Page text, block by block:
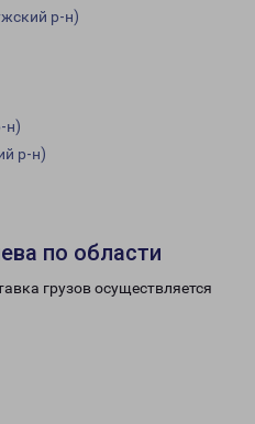
р-н)
н)
р-н)
по области
грузов осуществляется